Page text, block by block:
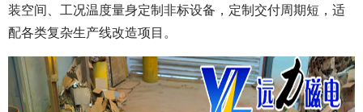
装空间、工况温度量身定制非标设备，定制交付周期短，适
配各类复杂生产线改造项目。